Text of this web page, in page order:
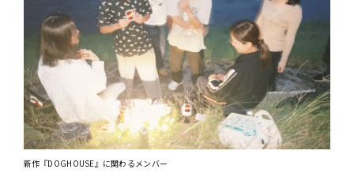
新作『DOGHOUSE』に関わるメンバー